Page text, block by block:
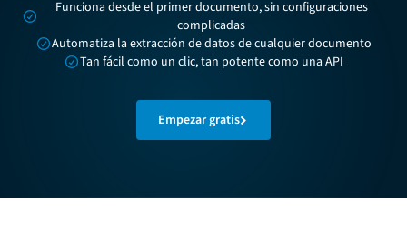
Funciona desde el primer documento, sin configuraciones
complicadas
Automatiza la extracción de datos de cualquier documento
Tan fácil como un clic, tan potente como una API
Empezar gratis